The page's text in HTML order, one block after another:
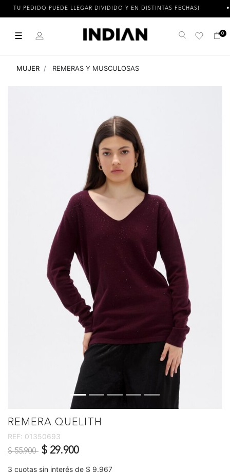
TU PEDIDO PUEDE LLEGAR DIVIDIDO Y EN DISTINTAS FECHAS!
☰ Buscar 0
MUJER REMERAS Y MUSCULOSAS
REMERA QUELITH
REF: 01350693
Precio reducido de
$ 55.900 a$ 29.900
3 cuotas sin interés de $ 9.967